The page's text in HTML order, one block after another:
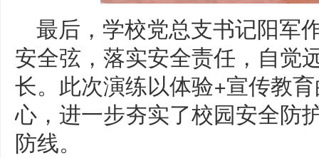
最后，学校党总支书记阳军
安全弦，落实安全责任，自觉
长。此次演练以体验+宣传教
心，进一步夯实了校园安全防
防线。